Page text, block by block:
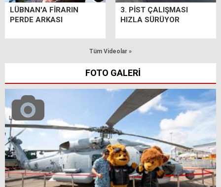
LÜBNAN'A FİRARIN
PERDE ARKASI
3. PİST ÇALIŞMASI
HIZLA SÜRÜYOR
Tüm Videolar »
FOTO GALERİ